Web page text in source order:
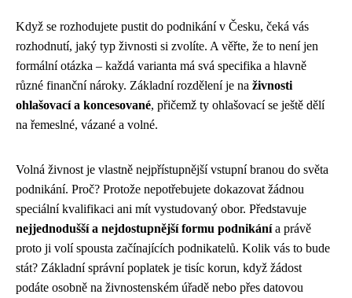
Když se rozhodujete pustit do podnikání v Česku, čeká vás
rozhodnutí, jaký typ živnosti si zvolíte. A věřte, že to není jen
formální otázka – každá varianta má svá specifika a hlavně
různé finanční nároky. Základní rozdělení je na živnosti
ohlašovací a koncesované, přičemž ty ohlašovací se ještě dělí
na řemeslné, vázané a volné.
Volná živnost je vlastně nejpřístupnější vstupní branou do světa
podnikání. Proč? Protože nepotřebujete dokazovat žádnou
speciální kvalifikaci ani mít vystudovaný obor. Představuje
nejjednodušší a nejdostupnější formu podnikánía právě
proto ji volí spousta začínajících podnikatelů. Kolik vás to bude
stát? Základní správní poplatek je tisíc korun, když žádost
podáte osobně na živnostenském úřadě nebo přes datovou